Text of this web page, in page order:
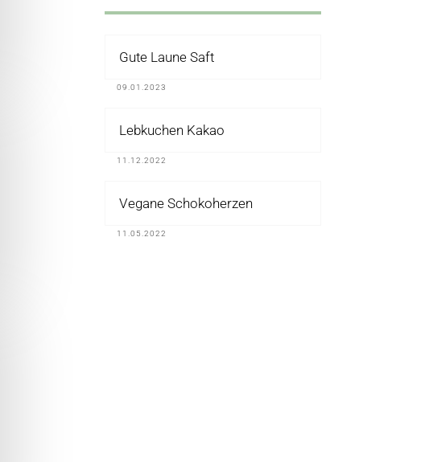
Gute Laune Saft
09.01.2023
Lebkuchen Kakao
11.12.2022
Vegane Schokoherzen
11.05.2022